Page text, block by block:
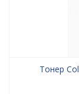
Тонер